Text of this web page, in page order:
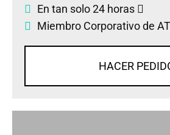
En tan solo 24 horas
Miembro Corporativo de
HACER